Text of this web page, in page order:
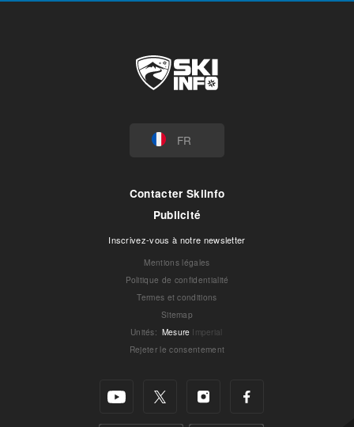
FR
Contacter Skiinfo
Publicité
Inscrivez-vous à notre newsletter
Mentions légales
Politique de confidentialité
Termes et conditions
Sitemap
Unités: Mesure Imperial
Rejeter le consentement